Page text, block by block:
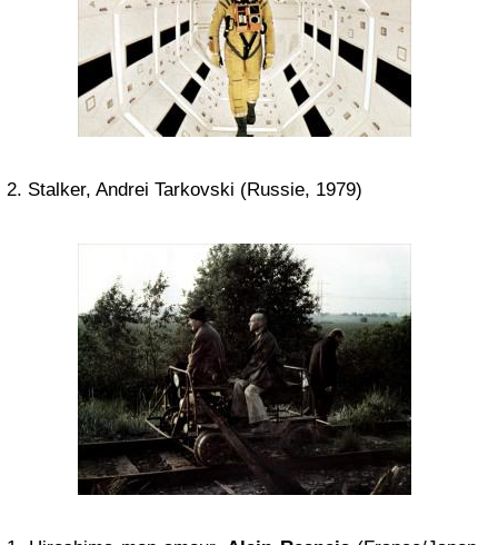
2. Stalker, Andrei Tarkovski (Russie, 1979)